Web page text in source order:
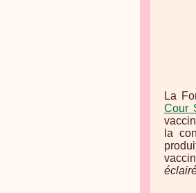
La
Cour
la